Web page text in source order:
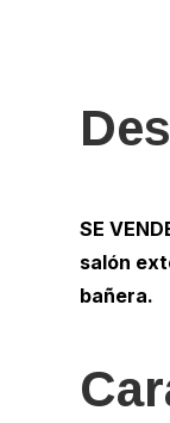
SE
salón
bañera.